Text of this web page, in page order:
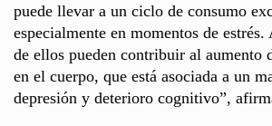
puede llevar a un ciclo de consumo
especialmente en momentos de estrés.
de ellos pueden contribuir al aumento
en el cuerpo, que está asociada a un
depresión y deterioro cognitivo”,